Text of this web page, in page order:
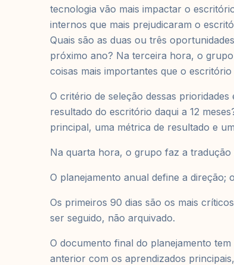
tecnologia vão mais impactar o
internos que mais prejudicaram o
Quais são as duas ou três
próximo ano? Na terceira hora, o
coisas mais importantes que o
O critério de seleção dessas
resultado do escritório daqui a 12
principal, uma métrica de resultado e
Na quarta hora, o grupo faz a tradução
O planejamento anual define a direção;
Os primeiros 90 dias são os mais
ser seguido, não arquivado.
O documento final do planejamento
anterior com os aprendizados